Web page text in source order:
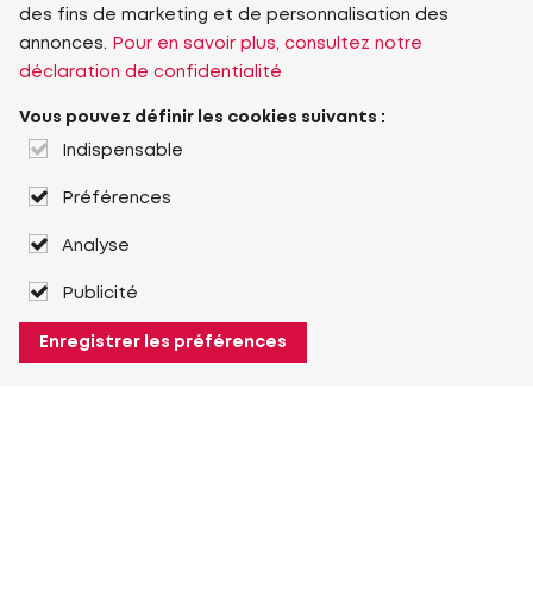
des fins de marketing et de personnalisation des
annonces.
Pour en savoir plus, consultez notre
déclaration de confidentialité
Vous pouvez définir les cookies suivants :
Indispensable
Préférences
Analyse
Publicité
Enregistrer les préférences